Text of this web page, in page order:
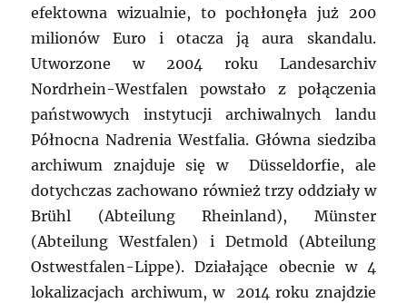
efektowna wizualnie, to pochłonęła już 200
milionów Euro i otacza ją aura skandalu.
Utworzone w 2004 roku Landesarchiv
Nordrhein-Westfalen powstało z połączenia
państwowych instytucji archiwalnych landu
Północna Nadrenia Westfalia. Główna siedziba
archiwum znajduje się w Düsseldorfie, ale
dotychczas zachowano również trzy oddziały w
Brühl (Abteilung Rheinland), Münster
(Abteilung Westfalen) i Detmold (Abteilung
Ostwestfalen-Lippe). Działające obecnie w 4
lokalizacjach archiwum, w 2014 roku znajdzie